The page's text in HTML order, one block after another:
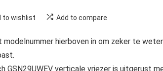
to wishlist Add to compare
modelnummer hierboven in om zeker te
GSN29UWEV verticale vriezer is uitgerust